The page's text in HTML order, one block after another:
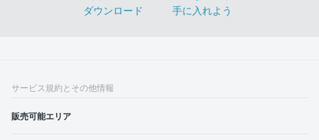
サービス規約とその他情報
販売可能エリア